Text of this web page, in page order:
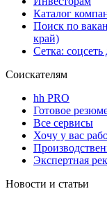
Каталог
Поиск по
край)
Сетка: соцсеть
Соискателям
hh PRO
Готовое
Все сервисы
Хочу у вас
Экспертная
Новости и статьи